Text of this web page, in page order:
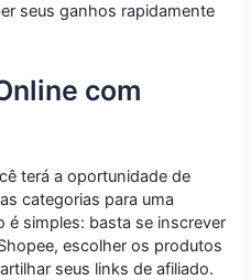
seus ganhos rapidamente
com
terá a oportunidade de
categorias para uma
é simples: basta se inscrever
escolher os produtos
seus links de afiliado.